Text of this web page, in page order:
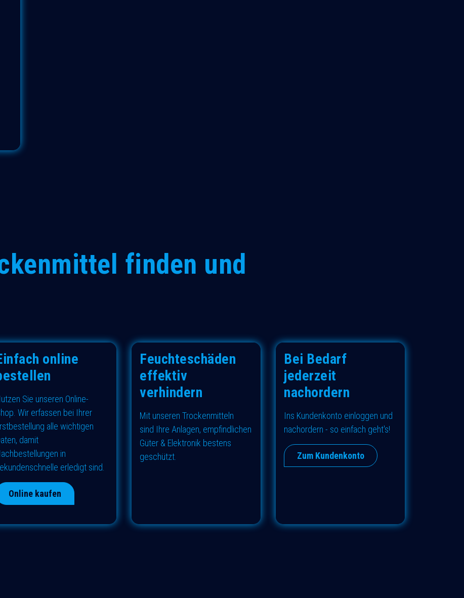
finden und
online
Sie unseren Online-
Wir erfassen bei Ihrer
alle wichtigen
damit
in
erledigt sind.
Online kaufen
Feuchteschäden
effektiv
verhindern
Mit unseren Trockenmitteln
sind Ihre Anlagen, empfindlichen
Güter & Elektronik bestens
geschützt.
Bei Bedarf
jederzeit
nachordern
Ins Kundenkonto einloggen und
nachordern - so einfach geht's!
Zum Kundenkonto